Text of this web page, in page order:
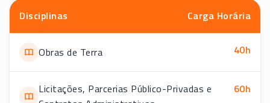
Disciplinas Carga Horária
Obras de Terra 40h
Licitações, Parcerias Público-Privadas e
60h